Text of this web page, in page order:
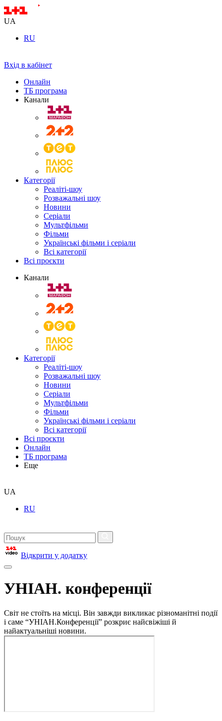
UA
RU
Вхід в кабінет
Онлайн
ТБ програма
Канали
Категорії
Реаліті-шоу
Розважальні шоу
Новини
Серіали
Мультфільми
Фільми
Українські фільми і серіали
Всі категорії
Всі проєкти
Канали
Категорії
Реаліті-шоу
Розважальні шоу
Новини
Серіали
Мультфільми
Фільми
Українські фільми і серіали
Всі категорії
Всі проєкти
Онлайн
ТБ програма
Еще
UA
RU
Відкрити у додатку
УНІАН. конференції
Світ не стоїть на місці. Він завжди викликає різноманітні події
і саме “УНІАН.Конференції” розкриє найсвіжіші й
найактуальніші новини.